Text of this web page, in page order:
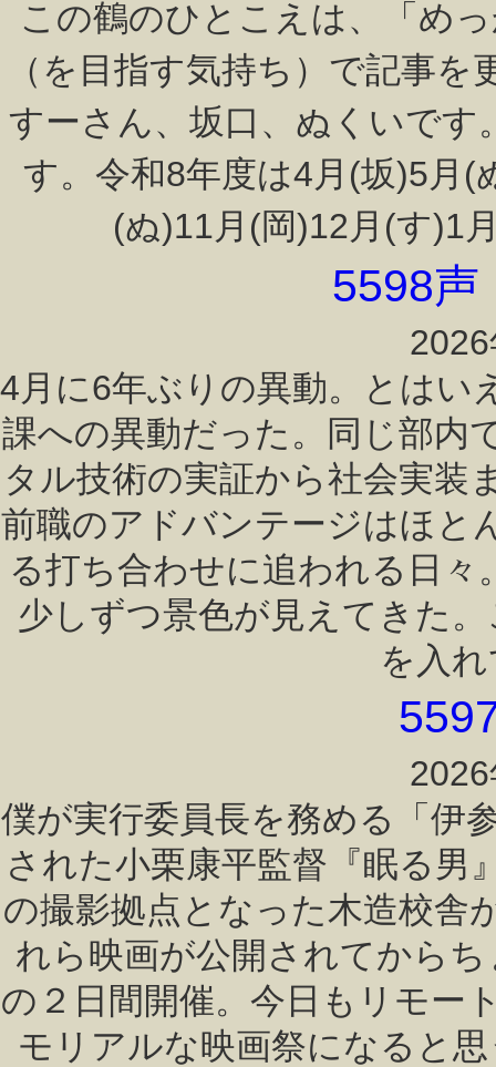
この鶴のひとこえは、「め
（を目指す気持ち）で記事
すーさん、坂口、ぬくいで
す。令和8年度は4月(坂)5月(
(ぬ)11月(岡)12月(す)1
5598
4月に6年ぶりの異動。とはい
課への異動だった。同じ部内
タル技術の実証から社会実装
前職のアドバンテージはほと
る打ち合わせに追われる日
少しずつ景色が見えてきた
を入
僕が実行委員長を務める「伊
された小栗康平監督『眠る男
の撮影拠点となった木造校舎
れら映画が公開されてから
の２日間開催。今日もリモー
モリアルな映画祭になると